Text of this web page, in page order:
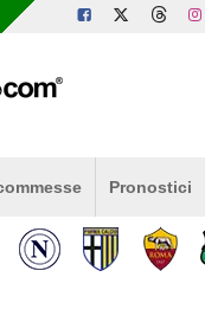
Pronostici